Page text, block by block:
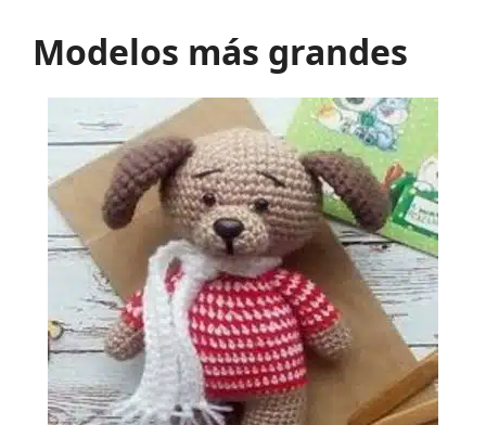
Modelos más grandes